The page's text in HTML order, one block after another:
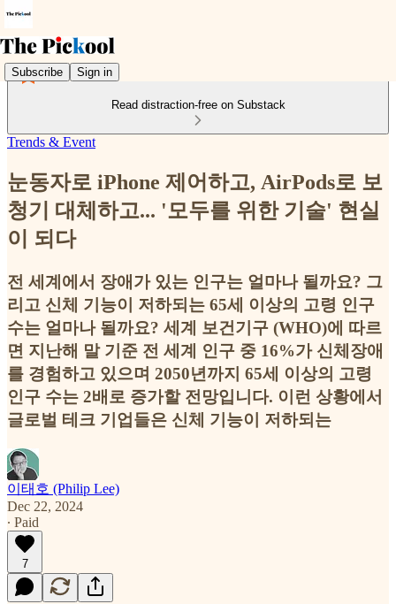
Subscribe Sign in
Read distraction-free on Substack
Trends & Event
눈동자로 iPhone 제어하고, AirPods로 보
청기 대체하고... '모두를 위한 기술' 현실
이 되다
전 세계에서 장애가 있는 인구는 얼마나 될까요? 그
리고 신체 기능이 저하되는 65세 이상의 고령 인구
수는 얼마나 될까요? 세계 보건기구 (WHO)에 따르
면 지난해 말 기준 전 세계 인구 중 16%가 신체장애
를 경험하고 있으며 2050년까지 65세 이상의 고령
인구 수는 2배로 증가할 전망입니다. 이런 상황에서
글로벌 테크 기업들은 신체 기능이 저하되는
이태호 (Philip Lee)
Dec 22, 2024
∙ Paid
7